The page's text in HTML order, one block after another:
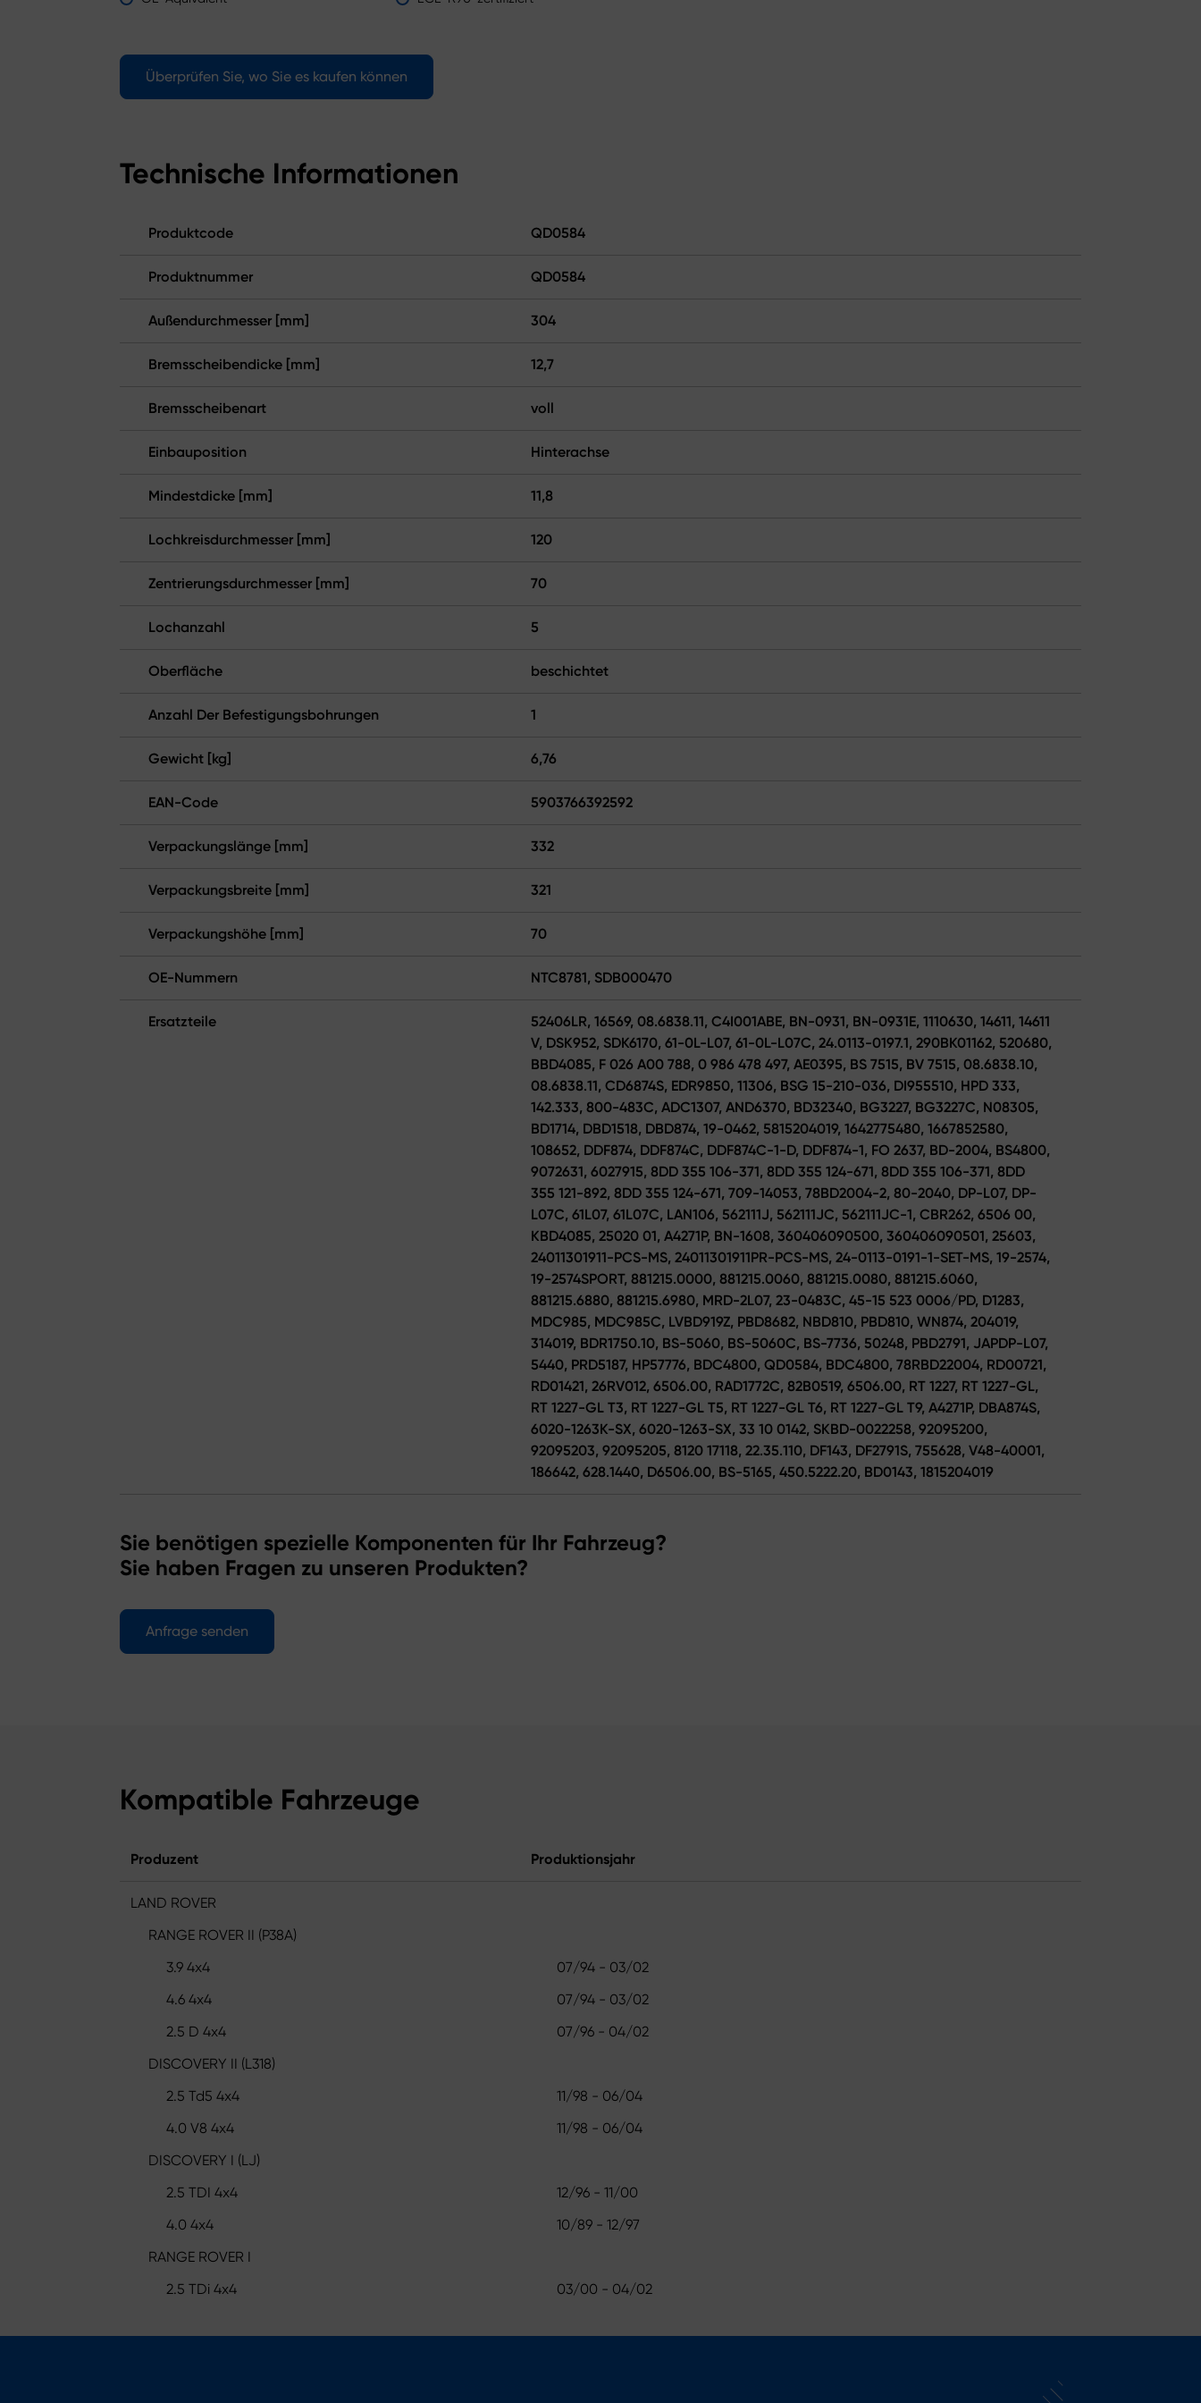
Überprüfen Sie, wo Sie es kaufen können
Technische Informationen
Produktcode QD0584
Produktnummer QD0584
Außendurchmesser [mm] 304
Bremsscheibendicke [mm] 12,7
Bremsscheibenart voll
Einbauposition Hinterachse
Mindestdicke [mm] 11,8
Lochkreisdurchmesser [mm] 120
Zentrierungsdurchmesser [mm] 70
Lochanzahl 5
Oberfläche beschichtet
Anzahl Der Befestigungsbohrungen 1
Gewicht [kg] 6,76
EAN-Code 5903766392592
Verpackungslänge [mm] 332
Verpackungsbreite [mm] 321
Verpackungshöhe [mm] 70
OE-Nummern NTC8781, SDB000470
Ersatzteile
52406LR, 16569, 08.6838.11, C4I001ABE, BN-0931, BN-0931E, 1110630, 14611, 14611
V, DSK952, SDK6170, 61-0L-L07, 61-0L-L07C, 24.0113-0197.1, 290BK01162, 520680,
BBD4085, F 026 A00 788, 0 986 478 497, AE0395, BS 7515, BV 7515, 08.6838.10,
08.6838.11, CD6874S, EDR9850, 11306, BSG 15-210-036, DI955510, HPD 333,
142.333, 800-483C, ADC1307, AND6370, BD32340, BG3227, BG3227C, N08305,
BD1714, DBD1518, DBD874, 19-0462, 5815204019, 1642775480, 1667852580,
108652, DDF874, DDF874C, DDF874C-1-D, DDF874-1, FO 2637, BD-2004, BS4800,
9072631, 6027915, 8DD 355 106-371, 8DD 355 124-671, 8DD 355 106-371, 8DD
355 121-892, 8DD 355 124-671, 709-14053, 78BD2004-2, 80-2040, DP-L07, DP-
L07C, 61L07, 61L07C, LAN106, 562111J, 562111JC, 562111JC-1, CBR262, 6506 00,
KBD4085, 25020 01, A4271P, BN-1608, 360406090500, 360406090501, 25603,
24011301911-PCS-MS, 24011301911PR-PCS-MS, 24-0113-0191-1-SET-MS, 19-2574,
19-2574SPORT, 881215.0000, 881215.0060, 881215.0080, 881215.6060,
881215.6880, 881215.6980, MRD-2L07, 23-0483C, 45-15 523 0006/PD, D1283,
MDC985, MDC985C, LVBD919Z, PBD8682, NBD810, PBD810, WN874, 204019,
314019, BDR1750.10, BS-5060, BS-5060C, BS-7736, 50248, PBD2791, JAPDP-L07,
5440, PRD5187, HP57776, BDC4800, QD0584, BDC4800, 78RBD22004, RD00721,
RD01421, 26RV012, 6506.00, RAD1772C, 82B0519, 6506.00, RT 1227, RT 1227-GL,
RT 1227-GL T3, RT 1227-GL T5, RT 1227-GL T6, RT 1227-GL T9, A4271P, DBA874S,
6020-1263K-SX, 6020-1263-SX, 33 10 0142, SKBD-0022258, 92095200,
92095203, 92095205, 8120 17118, 22.35.110, DF143, DF2791S, 755628, V48-40001,
186642, 628.1440, D6506.00, BS-5165, 450.5222.20, BD0143, 1815204019
Sie benötigen spezielle Komponenten für Ihr Fahrzeug?
Sie haben Fragen zu unseren Produkten?
Anfrage senden
Kompatible Fahrzeuge
Produzent Produktionsjahr
LAND ROVER
RANGE ROVER II (P38A)
3.9 4x4
07/94 - 03/02
4.6 4x4
07/94 - 03/02
2.5 D 4x4
07/96 - 04/02
DISCOVERY II (L318)
2.5 Td5 4x4
11/98 - 06/04
4.0 V8 4x4
11/98 - 06/04
DISCOVERY I (LJ)
2.5 TDI 4x4
12/96 - 11/00
4.0 4x4
10/89 - 12/97
RANGE ROVER I
2.5 TDi 4x4
03/00 - 04/02